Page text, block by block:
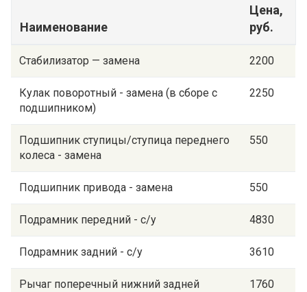
Наименование
Цена,
руб.
Стабилизатор — замена 2200
Кулак поворотный - замена (в сборе с
подшипником)
2250
Подшипник ступицы/ступица переднего
колеса - замена
550
Подшипник привода - замена 550
Подрамник передний - с/у 4830
Подрамник задний - с/у 3610
Рычаг поперечный нижний задней
1760